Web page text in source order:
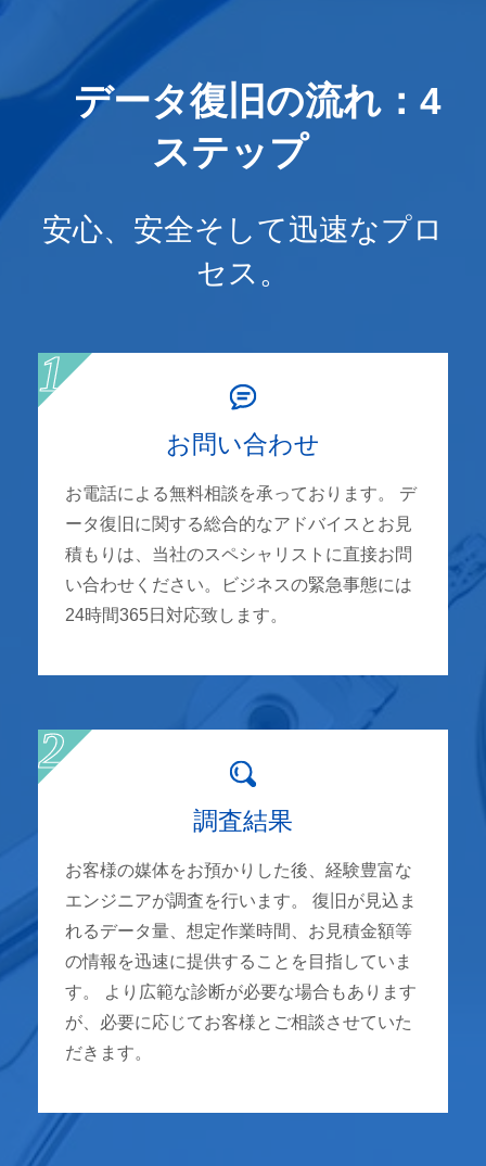
データ復旧の流れ：4
ステップ
安心、安全そして迅速なプロ
セス。
お問い合わせ
お電話による無料相談を承っております。 デ
ータ復旧に関する総合的なアドバイスとお見
積もりは、当社のスペシャリストに直接お問
い合わせください。ビジネスの緊急事態には
24時間365日対応致します。
調査結果
お客様の媒体をお預かりした後、経験豊富な
エンジニアが調査を行います。 復旧が見込ま
れるデータ量、想定作業時間、お見積金額等
の情報を迅速に提供することを目指していま
す。 より広範な診断が必要な場合もあります
が、必要に応じてお客様とご相談させていた
だきます。